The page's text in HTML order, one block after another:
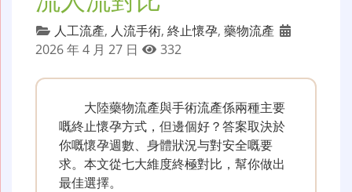
人工流產, 人流手術, 終止懷孕, 藥物流產
2026 年 4 月 27 日
332
大陸藥物流產與手術流產係兩種主要
嘅終止懷孕方式，但邊個好？答案取決於
你嘅懷孕週數、身體狀況与對安全嘅要
求。本文從七大維度終極對比，幫你做出
最佳選擇。